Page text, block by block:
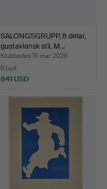
SALONGSGRUPP, 8 delar,
gustaviansk stil, M…
Klubbades 15 mar 2026
6 bud
841 USD